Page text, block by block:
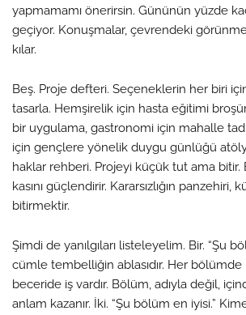
yapmamamı önerirsin. Gününün yüzde
geçiyor. Konuşmalar, çevrendeki
kılar.
Beş. Proje defteri. Seçeneklerin her biri
tasarla. Hemşirelik için hasta eğitimi
bir uygulama, gastronomi için mahalle
için gençlere yönelik duygu günlüğü
haklar rehberi. Projeyi küçük tut ama bitir.
kasını güçlendirir. Kararsızlığın panzehiri,
bitirmektir.
Şimdi de yanılgıları listeleyelim. Bir. “Şu
cümle tembelliğin ablasıdır. Her
beceride iş vardır. Bölüm, adıyla değil,
anlam kazanır. İki. “Şu bölüm en iyisi.”